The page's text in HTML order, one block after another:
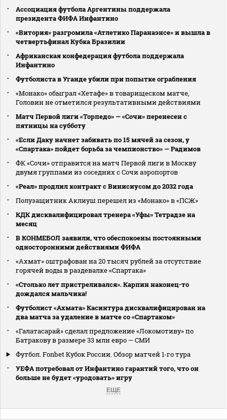
Ассоциация футбола Аргентины поддержала
президента ФИФА Инфантино
«Витория» разгромила «Атлетико Паранаэнсе» и вышла в
четвертьфинал Кубка Бразилии
Африканская конфедерация футбола поддержала
Инфантино
Футболиста в Уганде убили при попытке ограбления
«Монако» обыграл «Хетафе» в товарищеском матче,
Головин не отметился результативными действиями
Матч Первой лиги «Торпедо» — «Сочи» перенесен с
пятницы на субботу
«Если Даку начнет забивать по 15 мячей за сезон, у
«Спартака» пойдет борьба за чемпионство» — Радимов
ФК «Сочи» отправится на матч Первой лиги в Москву
двумя группами из соседних с Сочи аэропортов
«Реал» продлил контракт с Винисиусом до 2032 года
Полузащитник Аклиуш перешел из «Монако» в «ПСЖ»
КДК дисквалифицировал тренера «Уфы» Тетрадзе на
месяц
В КОНМЕБОЛ заявили, что обеспокоены постоянными
односторонними действиями ФИФА
«Ахмат» оштрафован на 20 тысяч рублей за отсутствие
горячей воды в раздевалке «Спартака»
«Столько лет пристреливался». Карпин наконец-то
дождался мальчика!
Футболист «Ахмата» Касинтура дисквалифицирован на
два матча за удаление в матче со «Спартаком»
«Галатасарай» сделал предложение «Локомотиву» по
Батракову в размере 33 млн евро — СМИ
Футбол. Fonbet Кубок России. Обзор матчей 1-го тура
УЕФА потребовал от Инфантино гарантий того, что он
больше не будет «уродовать» игру
ЕЩЕ